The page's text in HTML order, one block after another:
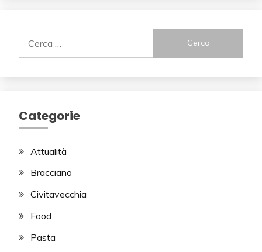
per:
Categorie
Attualità
Bracciano
Civitavecchia
Food
Pasta